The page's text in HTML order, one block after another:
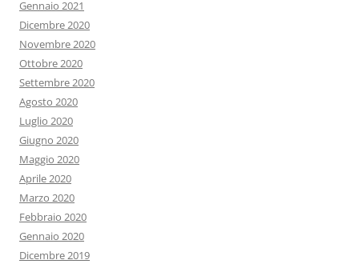
Gennaio 2021
Dicembre 2020
Novembre 2020
Ottobre 2020
Settembre 2020
Agosto 2020
Luglio 2020
Giugno 2020
Maggio 2020
Aprile 2020
Marzo 2020
Febbraio 2020
Gennaio 2020
Dicembre 2019